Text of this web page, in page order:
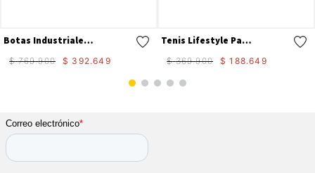
Botas Industriales Propulsion Ct Aus Para Mujer
$ 769.900 $ 392.649
Tenis Lifestyle Pause Retro Canvas W Para Mujer
$ 369.900 $ 188.649